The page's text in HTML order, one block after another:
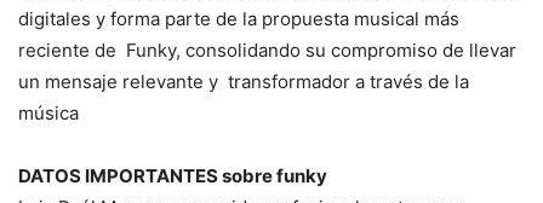
digitales y forma parte de la propuesta musical más
reciente de Funky, consolidando su compromiso de llevar
un mensaje relevante y transformador a través de la
música
DATOS IMPORTANTES sobre funky